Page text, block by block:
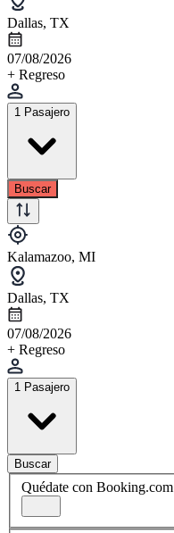
Dallas, TX
07/08/2026
+ Regreso
1 Pasajero
Buscar
Kalamazoo, MI
Dallas, TX
07/08/2026
+ Regreso
1 Pasajero
Buscar
Quédate con Booking.com